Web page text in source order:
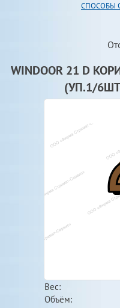
СПОСОБЫ
WINDOOR 21 D
(УП.1/
Вес:
Объём: